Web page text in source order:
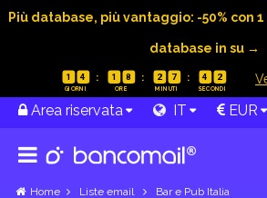
Più database, più vantaggio: -50% con
database in su →
1 4 1 8 2 7 4 1
Area riservata IT EUR
Home Liste email Bar e Pub Italia